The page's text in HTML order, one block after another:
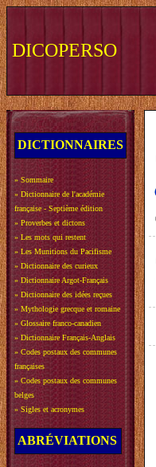
DICOPERSO
DICTIONNAIRES
» Sommaire
» Dictionnaire de l'académie
française - Septième édition
» Proverbes et dictons
» Les mots qui restent
» Les Munitions du Pacifisme
» Dictionnaire des curieux
» Dictionnaire Argot-Français
» Dictionnaire des idées reçues
» Mythologie grecque et romaine
» Glossaire franco-canadien
» Dictionnaire Français-Anglais
» Codes postaux des communes
françaises
» Codes postaux des communes
belges
» Sigles et acronymes
ABRÉVIATIONS